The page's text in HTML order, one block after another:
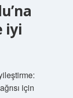
iyi
için